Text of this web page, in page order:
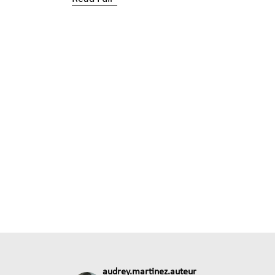
audrey.martinez.auteur